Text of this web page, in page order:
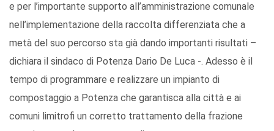
e per l’importante supporto all’amministrazione comunale
nell’implementazione della raccolta differenziata che a
metà del suo percorso sta già dando importanti risultati –
dichiara il sindaco di Potenza Dario De Luca -. Adesso è il
tempo di programmare e realizzare un impianto di
compostaggio a Potenza che garantisca alla città e ai
comuni limitrofi un corretto trattamento della frazione